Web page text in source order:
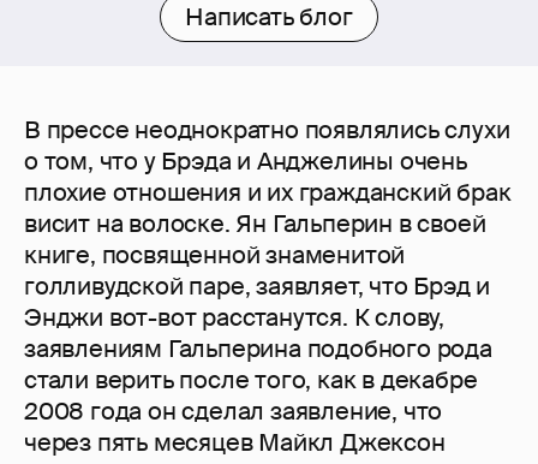
Написать блог
В прессе неоднократно появлялись слухи
о том, что у Брэда и Анджелины очень
плохие отношения и их гражданский брак
висит на волоске. Ян Гальперин в своей
книге, посвященной знаменитой
голливудской паре, заявляет, что Брэд и
Энджи вот-вот расстанутся. К слову,
заявлениям Гальперина подобного рода
стали верить после того, как в декабре
2008 года он сделал заявление, что
через пять месяцев Майкл Джексон